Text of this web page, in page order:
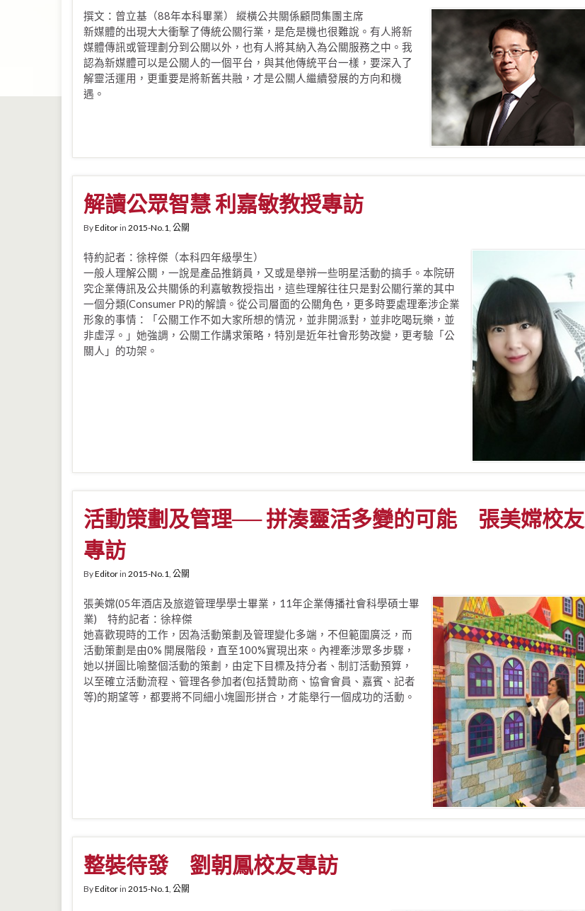
撰文：曾立基（88年本科畢業） 縱橫公共關係顧問集團主席
新媒體的出現大大衝擊了傳統公關行業，是危是機也很難說。有人將新
媒體傳訊或管理劃分到公關以外，也有人將其納入為公關服務之中。我
認為新媒體可以是公關人的一個平台，與其他傳統平台一樣，要深入了
解靈活運用，更重要是將新舊共融，才是公關人繼續發展的方向和機
遇。
解讀公眾智慧 利嘉敏教授專訪
ByEditorin 2015-No.1, 公關
特約記者：徐梓傑（本科四年級學生）
一般人理解公關，一說是產品推銷員，又或是舉辨一些明星活動的搞手。本院研
究企業傳訊及公共關係的利嘉敏教授指出，這些理解往往只是對公關行業的其中
一個分類(Consumer PR)的解讀。從公司層面的公關角色，更多時要處理牽涉企業
形象的事情：「公關工作不如大家所想的情況，並非開派對，並非吃喝玩樂，並
非虛浮。」她強調，公關工作講求策略，特別是近年社會形勢改變，更考驗「公
關人」的功架。
活動策劃及管理── 拼湊靈活多變的可能 張美嫦校友
專訪
ByEditorin 2015-No.1 公關
張美嫦(05年酒店及旅遊管理學學士畢業，11年企業傳播社會科學碩士畢
業) 特約記者：徐梓傑
她喜歡現時的工作，因為活動策劃及管理變化多端，不但範圍廣泛，而
活動策劃是由0% 開展階段，直至100%實現出來。內裡牽涉眾多步驟，
她以拼圖比喻整個活動的策劃，由定下目標及持分者、制訂活動預算，
以至確立活動流程、管理各參加者(包括贊助商、協會會員、嘉賓、記者
等)的期望等，都要將不同細小塊圖形拼合，才能舉行一個成功的活動。
整裝待發 劉朝鳳校友專訪
ByEditorin 2015-No.1 公關